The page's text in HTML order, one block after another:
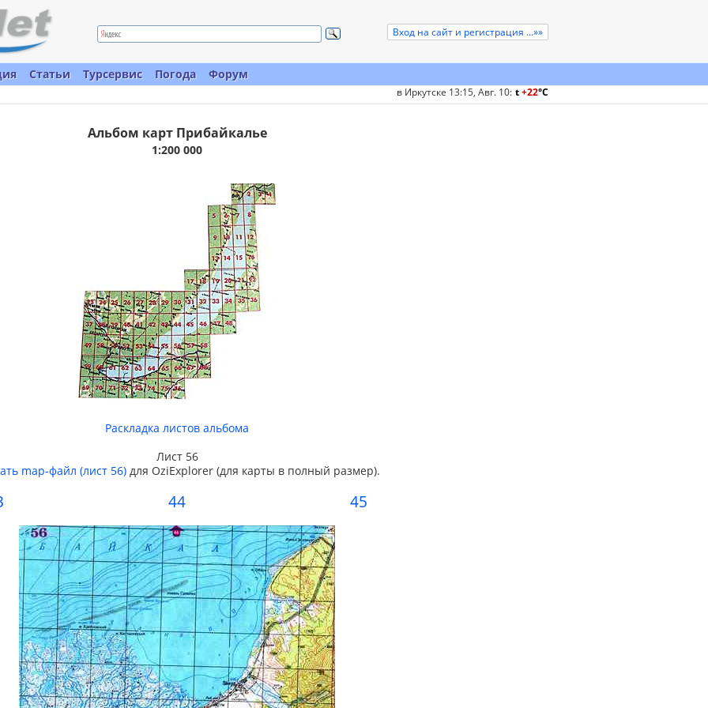
Вход на сайт и регистрация ...»»
Статьи Турсервис Погода Форум
в Иркутске 13:15, Авг. 10: t+22°C
Альбом карт Прибайкалье
1:200 000
Раскладка листов альбома
Лист 56
map-файл (лист 56) для OziExplorer (для карты в полный размер).
44 45